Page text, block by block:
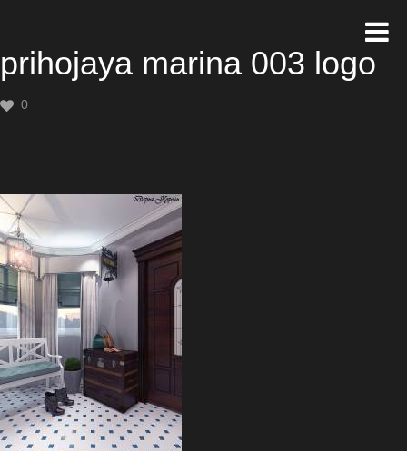
prihojaya marina 003 logo
0